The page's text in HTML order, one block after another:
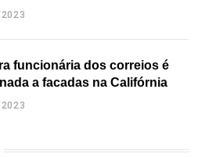
funcionária dos correios é
a facadas na Califórnia